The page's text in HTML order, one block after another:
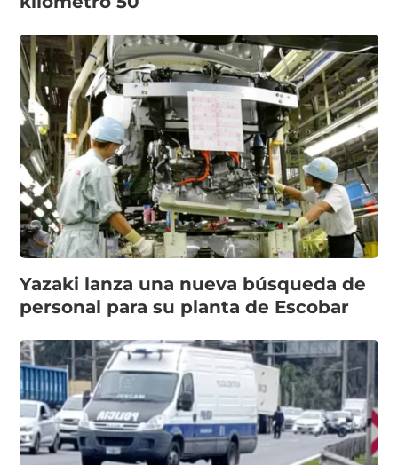
Yazaki lanza una nueva búsqueda de
personal para su planta de Escobar